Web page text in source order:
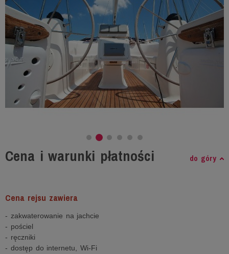
Cena i warunki płatności do góry
Cena rejsu zawiera
- zakwaterowanie na jachcie
- pościel
- ręczniki
- dostęp do internetu, Wi-Fi